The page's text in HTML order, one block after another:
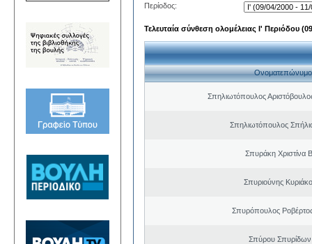
Περίοδος:
Τελευταία σύνθεση ολομέλειας Ι' Περιόδου
Ονοματεπώνυμο
Σπηλιωτόπουλος
Σπηλιωτόπουλος
Σπυράκη Χριστίνα
Σπυριούνης
Σπυρόπουλος
Σπύρου Σπυρίδων